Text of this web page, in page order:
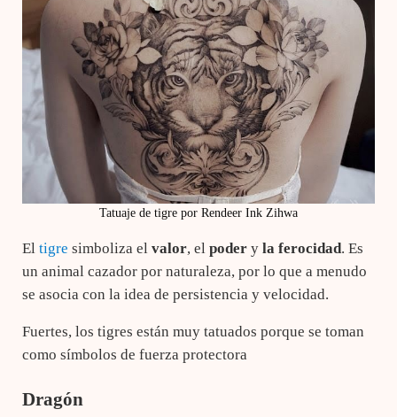
Tatuaje de tigre por Rendeer Ink Zihwa
El tigre simboliza el valor, el podery la ferocidad. Es
un animal cazador por naturaleza, por lo que a menudo
se asocia con la idea de persistencia y velocidad.
Fuertes, los tigres están muy tatuados porque se toman
como símbolos de fuerza protectora
Dragón